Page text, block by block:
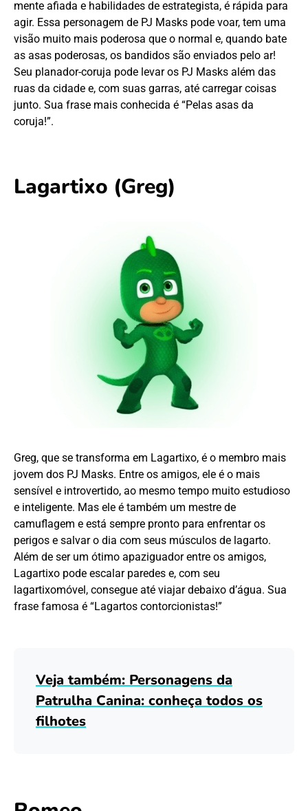
mente afiada e habilidades de estrategista, é rápida para
agir. Essa personagem de PJ Masks pode voar, tem uma
visão muito mais poderosa que o normal e, quando bate
as asas poderosas, os bandidos são enviados pelo ar!
Seu planador-coruja pode levar os PJ Masks além das
ruas da cidade e, com suas garras, até carregar coisas
junto. Sua frase mais conhecida é “Pelas asas da
coruja!”.
Lagartixo (Greg)
Greg, que se transforma em Lagartixo, é o membro mais
jovem dos PJ Masks. Entre os amigos, ele é o mais
sensível e introvertido, ao mesmo tempo muito estudioso
e inteligente. Mas ele é também um mestre de
camuflagem e está sempre pronto para enfrentar os
perigos e salvar o dia com seus músculos de lagarto.
Além de ser um ótimo apaziguador entre os amigos,
Lagartixo pode escalar paredes e, com seu
lagartixomóvel, consegue até viajar debaixo d’água. Sua
frase famosa é “Lagartos contorcionistas!”
Veja também: Personagens da
Patrulha Canina: conheça todos os
filhotes